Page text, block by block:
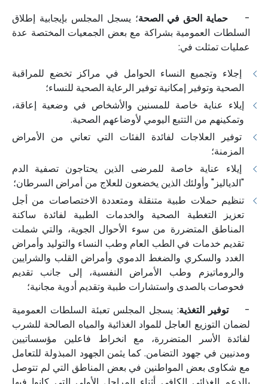
- حماية الحق في الصحة؛ يسجل المجلس بإيجابية إطلاق
السلطات العمومية بشراكة مع بعض الجمعيات المختصة عدة
عمليات تمثلت في:
إجلاء وتجميع النساء الحوامل في مراكز تخضع للمراقبة
الصحية وتوفير إمكانية توفير الرعاية الصحية للنساء؛
إيلاء عناية خاصة للمسنين والأشخاص في وضعية إعاقة،
وتمكينهم من التتبع اليومي لأوضاعهم الصحية.
توفير العلاجات لفائدة الفئات التي تعاني من الأمراض
المزمنة؛
إيلاء عناية خاصة للمرضى الذين يحتاجون تصفية الدم
"الدياليز" وأولئك الذين يخضعون للعلاج من أمراض السرطان؛
تنظيم حملات طبية متنقلة ومتعددة الاختصاصات من أجل
تعزيز التغطية الصحية والخدمات الطبية لفائدة ساكنة
المناطق المتضررة من سوء الأحوال الجوية، والتي شملت
تقديم خدمات في الطب العام وطب النساء والتوليد وأمراض
الغدد والسكري والضغط الدموي وأمراض القلب والشرايين
والروماتيزم وطب الأمراض النفسية، إلى جانب تقديم
فحوصات بالصدى واستشارات طبية وتقديم أدوية مجانية؛
-توفير التغذية: يسجل المجلس تعبئة السلطات العمومية
لضمان التوزيع العاجل للمواد الغذائية والمياه الصالحة للشرب
لفائدة الأسر المتضررة، مع انخراط فاعلين مؤسساتيين
ومدنيين في جهود التضامن. كما يثمن الجهود المبذولة للتعامل
مع شكاوى بعض المواطنين في بعض المناطق التي لم تتوصل